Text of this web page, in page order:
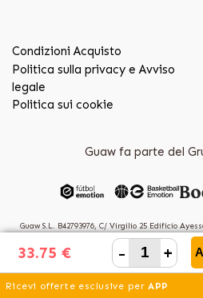
33.75 € - +
Ricevi offerte esclusive perAPP
Condizioni Acquisto
Politica sulla privacy e Avviso
legale
Politica sui cookie
Guaw fa parte del
Guaw S.L. B42793976, C/ Virgilio 25 Edificio
(Spain)